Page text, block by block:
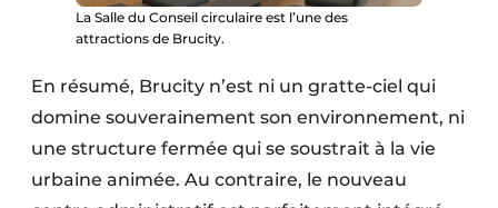
La Salle du Conseil circulaire est l’une des
attractions de Brucity.
En résumé, Brucity n’est ni un gratte-ciel qui
domine souverainement son environnement, ni
une structure fermée qui se soustrait à la vie
urbaine animée. Au contraire, le nouveau